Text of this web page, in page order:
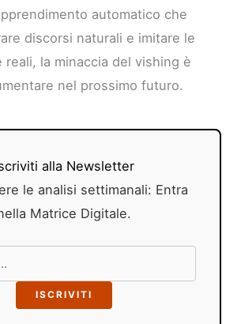
automatico che
discorsi naturali e imitare le
reali, la minaccia del vishing è
nel prossimo futuro.
alla Newsletter
le analisi settimanali: Entra
Matrice Digitale.
ISCRIVITI